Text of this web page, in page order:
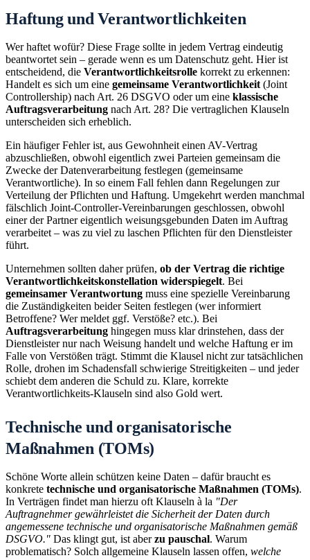
Haftung und Verantwortlichkeiten
Wer haftet wofür? Diese Frage sollte in jedem Vertrag eindeutig
beantwortet sein – gerade wenn es um Datenschutz geht. Hier ist
entscheidend, die Verantwortlichkeitsrolle korrekt zu erkennen:
Handelt es sich um eine gemeinsame Verantwortlichkeit (Joint
Controllership) nach Art. 26 DSGVO oder um eine klassische
Auftragsverarbeitung nach Art. 28? Die vertraglichen Klauseln
unterscheiden sich erheblich.
Ein häufiger Fehler ist, aus Gewohnheit einen AV-Vertrag
abzuschließen, obwohl eigentlich zwei Parteien gemeinsam die
Zwecke der Datenverarbeitung festlegen (gemeinsame
Verantwortliche). In so einem Fall fehlen dann Regelungen zur
Verteilung der Pflichten und Haftung. Umgekehrt werden manchmal
fälschlich Joint-Controller-Vereinbarungen geschlossen, obwohl
einer der Partner eigentlich weisungsgebunden Daten im Auftrag
verarbeitet – was zu viel zu laschen Pflichten für den Dienstleister
führt.
Unternehmen sollten daher prüfen, ob der Vertrag die richtige
Verantwortlichkeitskonstellation widerspiegelt. Bei
gemeinsamer Verantwortung muss eine spezielle Vereinbarung
die Zuständigkeiten beider Seiten festlegen (wer informiert
Betroffene? Wer meldet ggf. Verstöße? etc.). Bei
Auftragsverarbeitung hingegen muss klar drinstehen, dass der
Dienstleister nur nach Weisung handelt und welche Haftung er im
Falle von Verstößen trägt. Stimmt die Klausel nicht zur tatsächlichen
Rolle, drohen im Schadensfall schwierige Streitigkeiten – und jeder
schiebt dem anderen die Schuld zu. Klare, korrekte
Verantwortlichkeits-Klauseln sind also Gold wert.
Technische und organisatorische
Maßnahmen (TOMs)
Schöne Worte allein schützen keine Daten – dafür braucht es
konkrete technische und organisatorische Maßnahmen (TOMs).
In Verträgen findet man hierzu oft Klauseln à la "Der
Auftragnehmer gewährleistet die Sicherheit der Daten durch
angemessene technische und organisatorische Maßnahmen gemäß
DSGVO." Das klingt gut, ist aberzu pauschal. Warum
problematisch? Solch allgemeine Klauseln lassen offen, welche